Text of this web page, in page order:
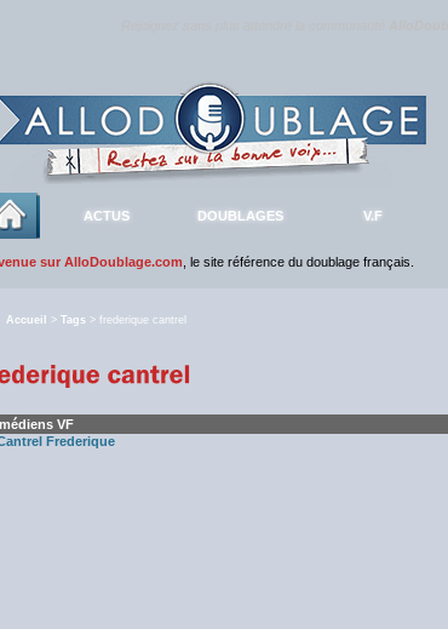
ACTUS DOUBLAGES V.F
sur AlloDoublage.com , le site référence du doublage français.
Accueil > Tags > frederique cantrel
VF
Frederique